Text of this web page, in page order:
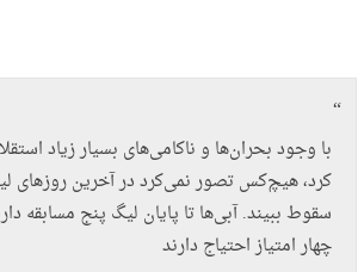
با وجود بحران‌ها و ناکامی‌های بسیار زیاد
کرد، هیچ‌کس تصور نمی‌کرد در آخرین روزهای
سقوط ببیند. آبی‌ها تا پایان لیگ پنج مسابقه
چهار امتیاز احتیاج دارند